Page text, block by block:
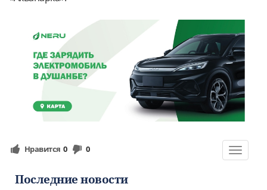
Toggle
Нравится 0 0
Последние новости